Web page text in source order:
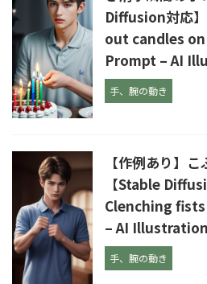
Diffusion対応
out candles
Prompt – AI
手、腕の動き
【作例あり】
【Stable
Clenching
– AI
手、腕の動き